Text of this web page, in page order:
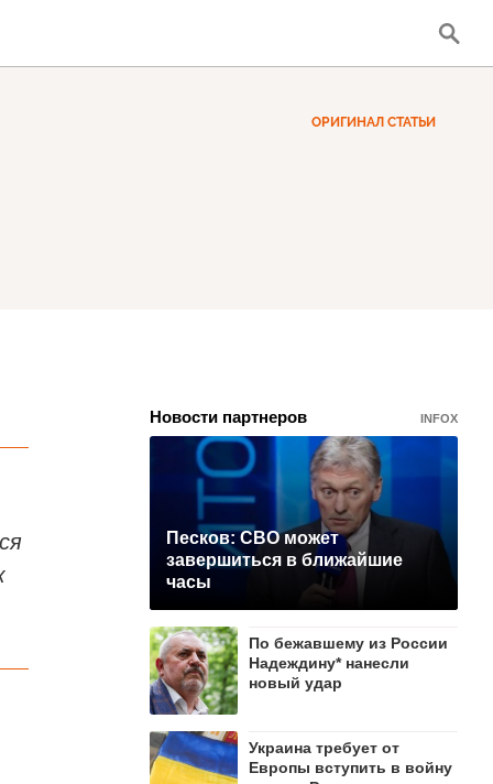
ОРИГИНАЛ СТАТЬИ
Новости партнеров INFOX
Песков: СВО может
завершиться в ближайшие
часы
По бежавшему из России
Надеждину* нанесли
новый удар
Украина требует от
Европы вступить в войну